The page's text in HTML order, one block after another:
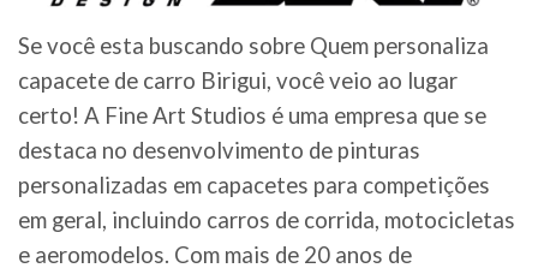
Se você esta buscando sobre Quem personaliza
capacete de carro Birigui, você veio ao lugar
certo! A Fine Art Studios é uma empresa que se
destaca no desenvolvimento de pinturas
personalizadas em capacetes para competições
em geral, incluindo carros de corrida, motocicletas
e aeromodelos. Com mais de 20 anos de